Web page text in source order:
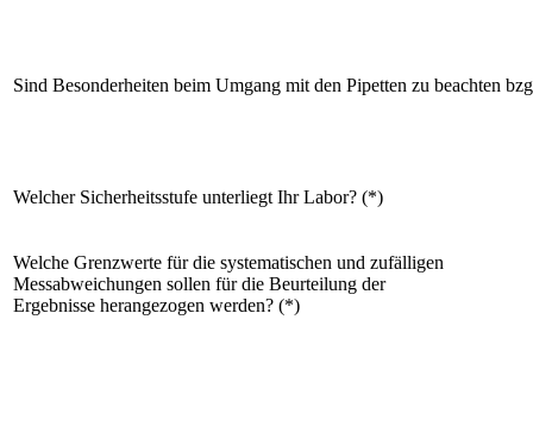
Sind Besonderheiten beim Umgang mit den Pipetten zu beachten
Welcher Sicherheitsstufe unterliegt Ihr Labor? (*)
Welche Grenzwerte für die systematischen und zufälligen
Messabweichungen sollen für die Beurteilung der
Ergebnisse herangezogen werden? (*)